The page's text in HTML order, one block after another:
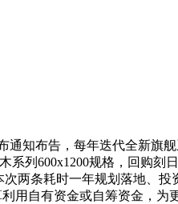
知布告，每年迭代全新旗
列600x1200规格，回购
两条耗时一年规划落地
用自有资金或自筹资金，